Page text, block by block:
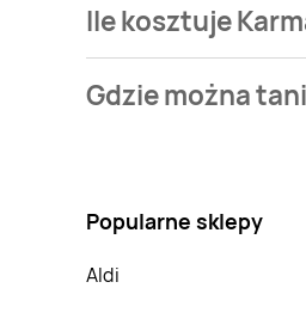
Ile kosztuje
kota tuńczyk + wątróbka
Gdzie można
Popularne sklepy
Aldi